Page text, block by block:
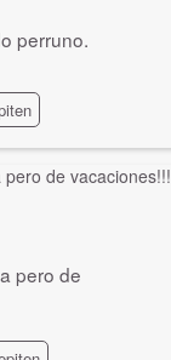
perruno.
pero de